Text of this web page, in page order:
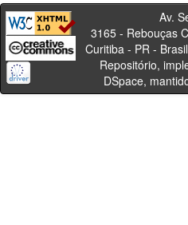
Av. Sete
3165 - Rebouças
Curitiba -
Repositório,
DSpace,